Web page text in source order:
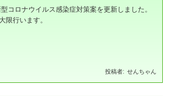
コロナウイルス感染症対策案を更新しました。
限行います。
せんちゃん